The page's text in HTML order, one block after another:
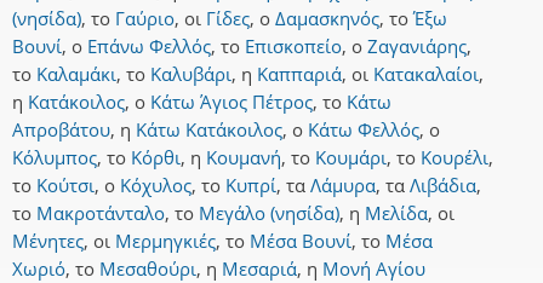
(νησίδα), το Γαύριο, οι Γίδες, ο Δαμασκηνός, το Έξω
Βουνί, ο Επάνω Φελλός, το Επισκοπείο, ο Ζαγανιάρης,
το Καλαμάκι, το Καλυβάρι, η Καππαριά, οι Κατακαλαίοι,
η Κατάκοιλος, ο Κάτω Άγιος Πέτρος, το Κάτω
Απροβάτου, η Κάτω Κατάκοιλος, ο Κάτω Φελλός, ο
Κόλυμπος, το Κόρθι, η Κουμανή, το Κουμάρι, το Κουρέλι,
το Κούτσι, ο Κόχυλος, το Κυπρί, τα Λάμυρα, τα Λιβάδια,
το Μακροτάνταλο, το Μεγάλο (νησίδα), η Μελίδα, οι
Μένητες, οι Μερμηγκιές, το Μέσα Βουνί, το Μέσα
Χωριό, το Μεσαθούρι, η Μεσαριά, η Μονή Αγίου